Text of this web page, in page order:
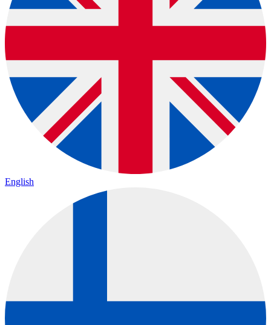
English